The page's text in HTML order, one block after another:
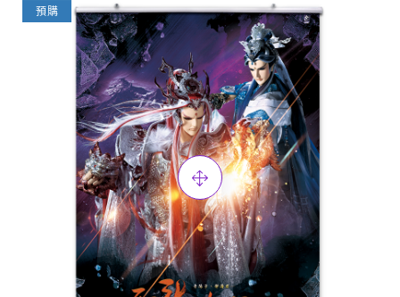
預購